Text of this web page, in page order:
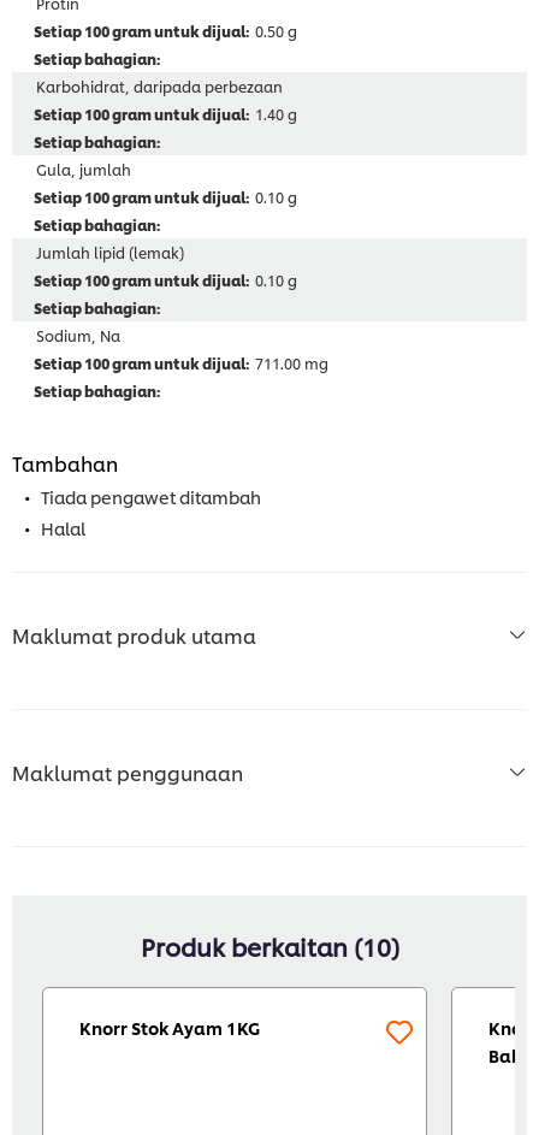
0.50 g
Karbohidrat, daripada perbezaan
1.40 g
Gula, jumlah
0.10 g
Jumlah lipid (lemak)
0.10 g
Sodium, Na
711.00 mg
Tambahan
Tiada pengawet ditambah
Halal
Maklumat produk utama
Maklumat penggunaan
Produk berkaitan (10)
Knorr Stok Ayam 1KG
Knor